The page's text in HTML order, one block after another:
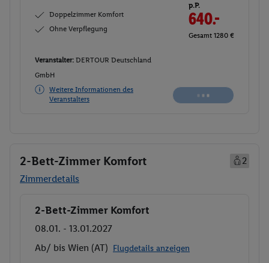
Doppelzimmer Komfort
Ohne Verpflegung
p.P.
640.-
Gesamt 1280 €
Veranstalter: DERTOUR Deutschland
GmbH
Weitere Informationen des
Veranstalters
2-Bett-Zimmer Komfort
2
Zimmerdetails
Buchen
2-Bett-Zimmer Komfort
08.01. - 13.01.2027
Ab/ bis Wien (AT) Flugdetails anzeigen